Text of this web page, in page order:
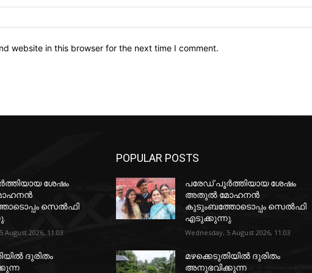
website in this browser for the next time I comment.
ശേഷം
സെൽഫി
August 2026, 11:03
ദുരിതം
POPULAR POSTS
പരേഡ് പൂര്‍ത്തിയായ ശേഷം
അതുൽ മോഹനൻ
കുടുംബത്തോടൊപ്പം സെൽഫി
എടുക്കുന്നു.
Wednesday, 5 August 2026, 11:03
മഴക്കെടുതിയിൽ ദുരിതം
അനുഭവിക്കുന്ന